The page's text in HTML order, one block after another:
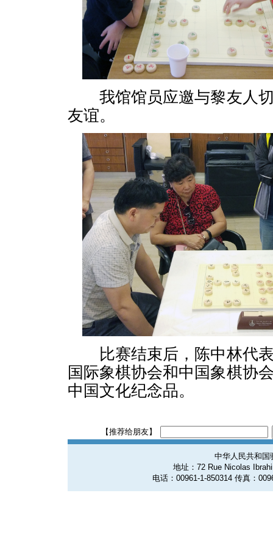
我馆馆员应邀与黎友人切
友谊。
比赛结束后，陈中林代表
国际象棋协会和中国象棋协
中国文化纪念品。
【推荐给朋友】
中华人民共和国
地址：72 Rue Nicolas
电话：00961-1-850314 传真：